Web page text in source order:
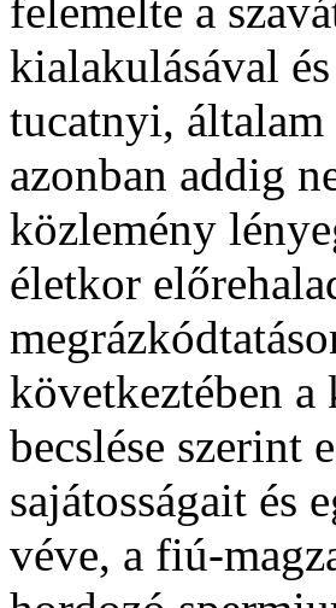
felemelte a
kialakulásával
tucatnyi,
azonban addig
közlemény
életkor
következtében
becslése szerint
sajátosságait és
véve, a fiú-